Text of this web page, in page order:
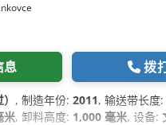
息 拨
, 制造年份: 2011, 输送带长度:
米, 卸料高度: 1,000 毫米, 设备: